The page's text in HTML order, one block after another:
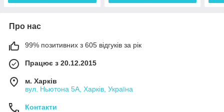
Про нас
99% позитивних з 605 відгуків за рік
Працює з 20.12.2015
м. Харків
вул. Ньютона 5А, Харків, Україна
Контакти